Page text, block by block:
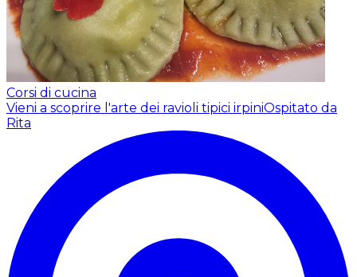
Corsi di cucina
Vieni a scoprire l'arte dei ravioli tipici irpiniOspitato da
Rita